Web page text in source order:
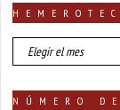
HEMEROTECA
DE
NÚMERO